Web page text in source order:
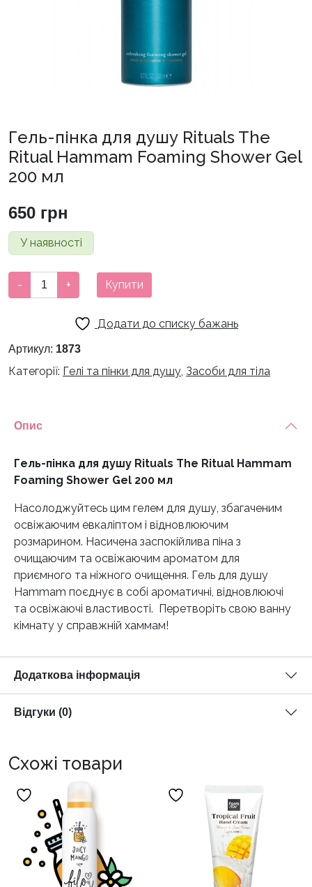
Гель-пінка для душу Rituals The
Ritual Hammam Foaming Shower Gel
200 мл
650 грн
У наявності
пінка
Rituals
Shower
200
мл
- + Купити
Додати до списку бажань
Артикул: 1873
Категорії: Гелі та пінки для душу, Засоби для тіла
Опис
Гель-пінка для душу Rituals The Ritual Hammam
Foaming Shower Gel 200 мл
Насолоджуйтесь цим гелем для душу, збагаченим
освіжаючим евкаліптом і відновлюючим
розмарином. Насичена заспокійлива піна з
очищаючим та освіжаючим ароматом для
приємного та ніжного очищення. Гель для душу
Hammam поєднує в собі ароматичні, відновлюючі
та освіжаючі властивості.
Перетворіть свою ванну
кімнату у справжній хаммам!
Додаткова інформація
Відгуки (0)
Схожі товари